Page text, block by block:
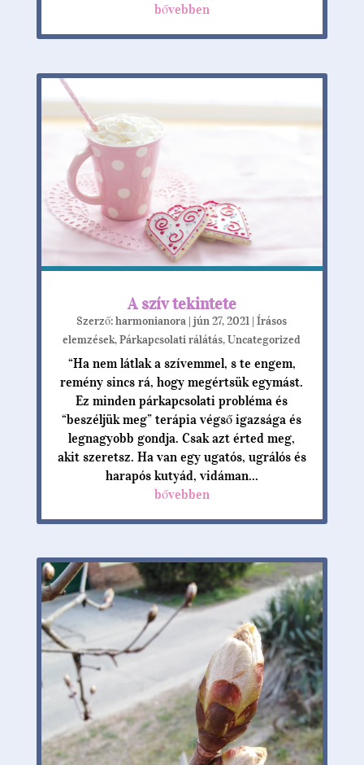
bővebben
A szív tekintete
Szerző:harmonianora |jún 27, 2021 |Írásos
elemzések,Párkapcsolati rálátás,Uncategorized
“Ha nem látlak a szívemmel, s te engem,
remény sincs rá, hogy megértsük egymást.
Ez minden párkapcsolati probléma és
“beszéljük meg” terápia végső igazsága és
legnagyobb gondja. Csak azt érted meg,
akit szeretsz. Ha van egy ugatós, ugrálós és
harapós kutyád, vidáman...
bővebben